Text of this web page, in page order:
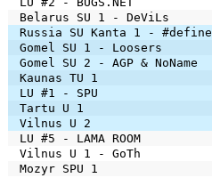
Belarus SU 1 - DeViLs
Russia SU Kanta 1 - #define
Gomel SU 1 - Loosers
Gomel SU 2 - AGP & NoName
Kaunas TU 1
LU #1 - SPU
Tartu U 1
Vilnus U 2
LU #5 - LAMA ROOM
Vilnus U 1 - GoTh
Mozyr SPU 1